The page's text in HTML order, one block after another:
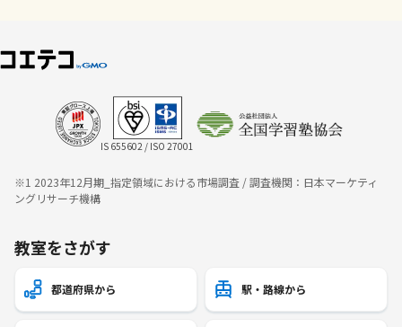
IS 655602 / ISO 27001
※1 2023年12月期_指定領域における市場調査 / 調査機関：日本マーケティ
ングリサーチ機構
教室をさがす
都道府県から 駅・路線から